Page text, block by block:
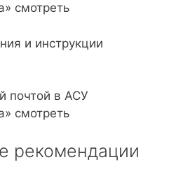
смотреть
и инструкции
почтой в АСУ
смотреть
рекомендации